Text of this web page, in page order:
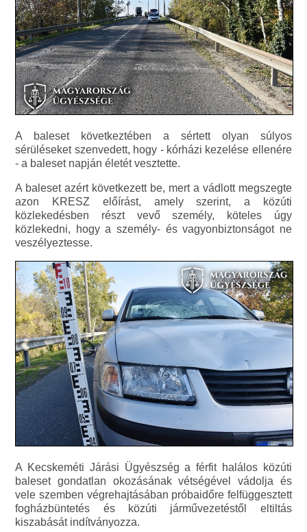
A baleset következtében a sértett olyan súlyos
sérüléseket szenvedett, hogy - kórházi kezelése ellenére
- a baleset napján életét vesztette.
A baleset azért következett be, mert a vádlott megszegte
azon KRESZ előírást, amely szerint, a közúti
közlekedésben részt vevő személy, köteles úgy
közlekedni, hogy a személy- és vagyonbiztonságot ne
veszélyeztesse.
A Kecskeméti Járási Ügyészség a férfit halálos közúti
baleset gondatlan okozásának vétségével vádolja és
vele szemben végrehajtásában próbaidőre felfüggesztett
fogházbüntetés és közúti járművezetéstől eltiltás
kiszabását indítványozza.